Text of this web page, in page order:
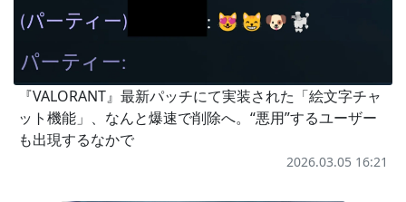
『VALORANT』最新パッチにて実装された「絵文字チャ
ット機能」、なんと爆速で削除へ。“悪用”するユーザー
も出現するなかで
2026.03.05 16:21